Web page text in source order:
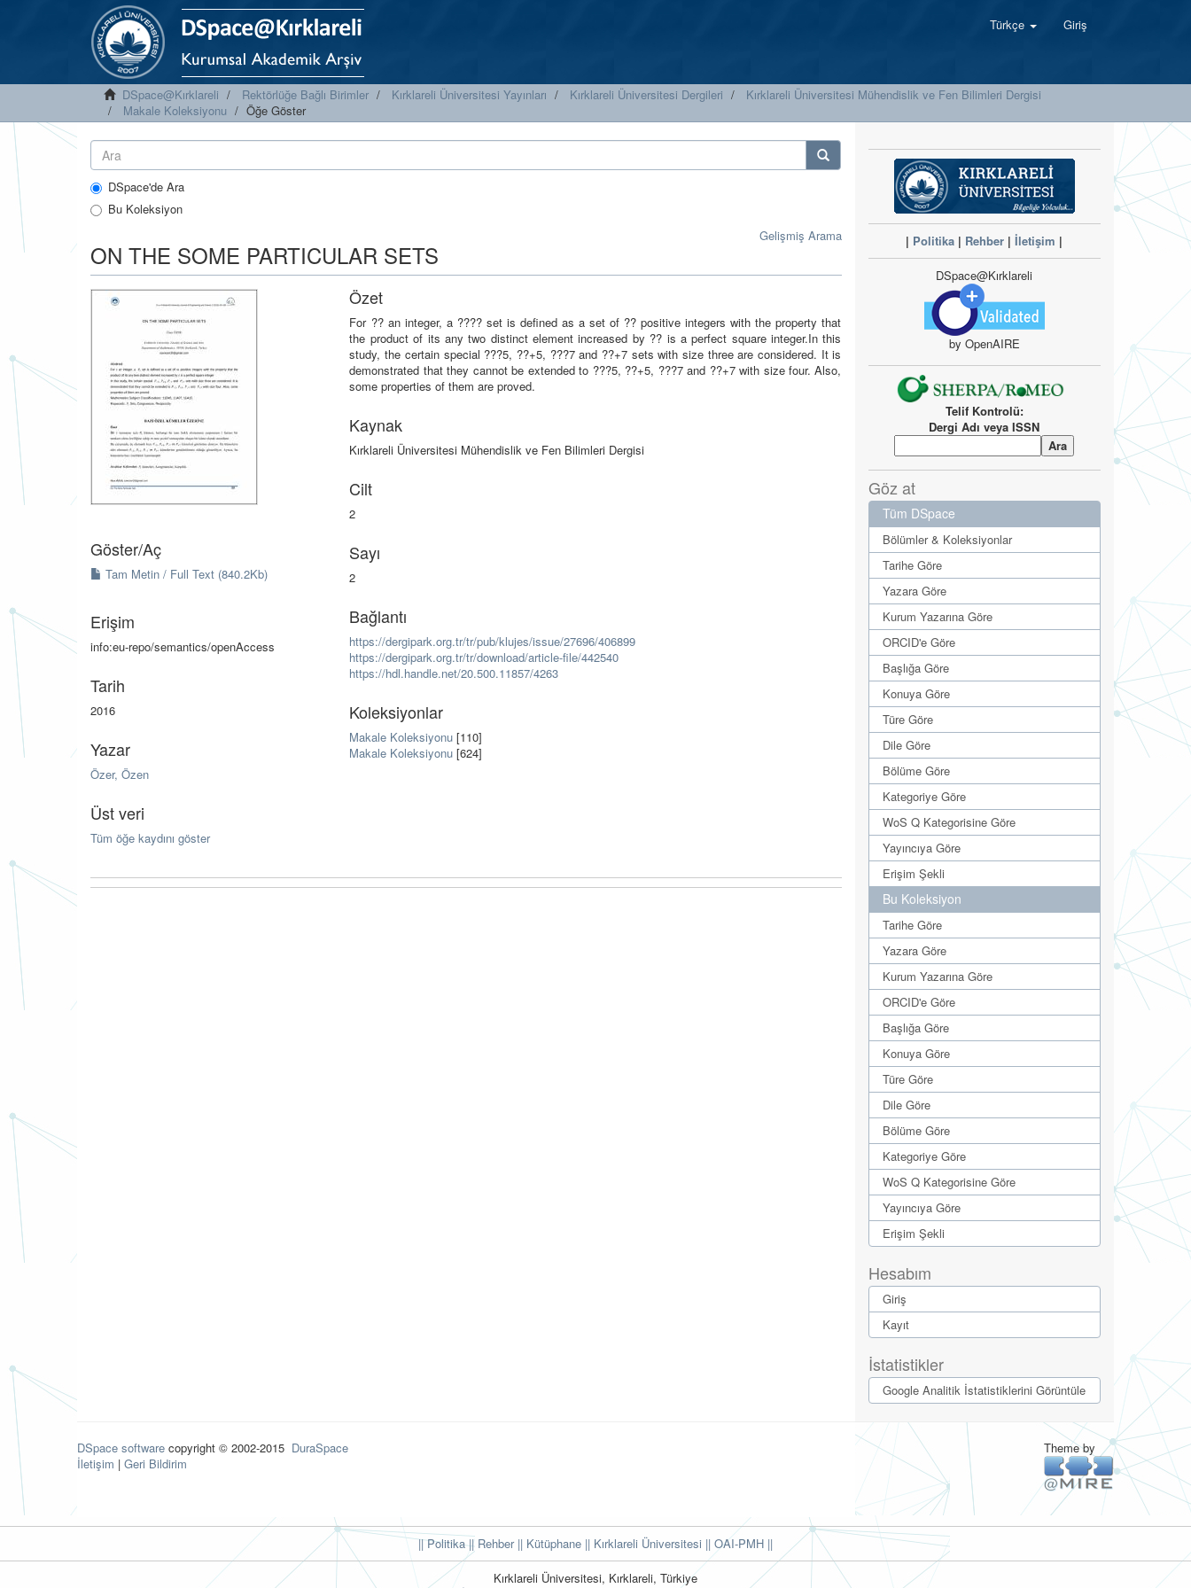
Türkçe Giriş
DSpace@Kırklareli Rektörlüğe Bağlı Birimler Kırklareli Üniversitesi Yayınları Kırklareli Üniversitesi Dergileri
Kırklareli Üniversitesi Mühendislik ve Fen Bilimleri Dergisi
Makale Koleksiyonu
Öğe Göster
DSpace'de Ara
Bu Koleksiyon
Gelişmiş Arama
ON THE SOME PARTICULAR SETS
Göster/Aç
Tam Metin / Full Text (840.2Kb)
Erişim
info:eu-repo/semantics/openAccess
Tarih
2016
Yazar
Özer, Özen
Üst veri
Tüm öğe kaydını göster
Özet
For ?? an integer, a ???? set is defined as a set of ?? positive integers with the property that
the product of its any two distinct element increased by ?? is a perfect square integer.In this
study, the certain special ???5, ??+5, ???7 and ??+7 sets with size three are considered. It is
demonstrated that they cannot be extended to ???5, ??+5, ???7 and ??+7 with size four. Also,
some properties of them are proved.
Kaynak
Kırklareli Üniversitesi Mühendislik ve Fen Bilimleri Dergisi
Cilt
2
Sayı
2
Bağlantı
https://dergipark.org.tr/tr/pub/klujes/issue/27696/406899
https://dergipark.org.tr/tr/download/article-file/442540
https://hdl.handle.net/20.500.11857/4263
Koleksiyonlar
Makale Koleksiyonu [110]
Makale Koleksiyonu [624]
| Politika | Rehber |İletişim |
DSpace@Kırklareli
by OpenAIRE
Telif Kontrolü:
Dergi Adı veya ISSN
Göz at
Tüm DSpace
Bölümler & Koleksiyonlar
Tarihe Göre
Yazara Göre
Kurum Yazarına Göre
ORCID'e Göre
Başlığa Göre
Konuya Göre
Türe Göre
Dile Göre
Bölüme Göre
Kategoriye Göre
WoS Q Kategorisine Göre
Yayıncıya Göre
Erişim Şekli
Bu Koleksiyon
Tarihe Göre
Yazara Göre
Kurum Yazarına Göre
ORCID'e Göre
Başlığa Göre
Konuya Göre
Türe Göre
Dile Göre
Bölüme Göre
Kategoriye Göre
WoS Q Kategorisine Göre
Yayıncıya Göre
Erişim Şekli
Hesabım
Giriş
Kayıt
İstatistikler
Google Analitik İstatistiklerini Görüntüle
DSpace software copyright © 2002-2015 DuraSpace
İletişim | Geri Bildirim
Theme by
|| Politika|| Rehber|| Kütüphane || Kırklareli Üniversitesi || OAI-PMH ||
Kırklareli Üniversitesi, Kırklareli, Türkiye